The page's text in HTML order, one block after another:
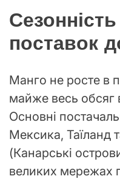
поставок
Манго не росте в
майже весь обсяг
Основні
Мексика, Таїланд
(Канарські
великих мережах